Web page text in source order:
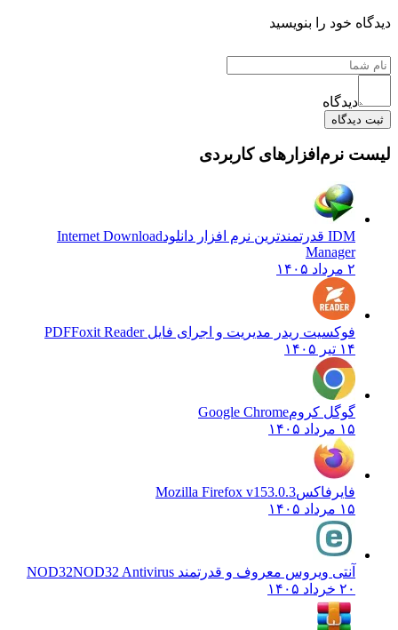
دیدگاه خود را بنویسید
دیدگاه
ثبت دیدگاه
لیست نرم‌افزارهای کاربردی
IDM قدرتمندترین نرم افزار دانلود
Internet Download
Manager
۲ مرداد ۱۴۰۵
فوکسیت ریدر مدیریت و اجرای فایل PDFFoxit Reader
۱۴ تیر ۱۴۰۵
گوگل کرومGoogle Chrome
۱۵ مرداد ۱۴۰۵
فایرفاکسMozilla Firefox v153.0.3
۱۵ مرداد ۱۴۰۵
آنتی ویروس معروف و قدرتمند NOD32 NOD32 Antivirus
۲۰ خرداد ۱۴۰۵